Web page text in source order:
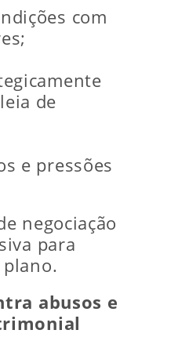
com
de
e pressões
negociação
para
plano.
abusos e